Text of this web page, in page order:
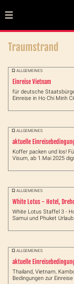
Traumstrand
ALLGEMEINES
Einreise Vietnam
für deutsche
Einreise in Ho Chi Minh
ALLGEMEINES
aktuelle
Koffer packen und los!
Visum, ab 1.Mai 2025
ALLGEMEINES
White Lotus - Hotel,
White Lotus Staffel 3 -
Samui und Phuket
ALLGEMEINES
aktuelle
Thailand, Vietnam,
Bedingungen zur